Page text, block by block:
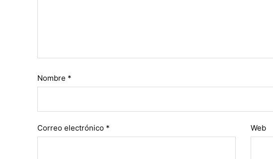
Nombre *
Correo electrónico * Web